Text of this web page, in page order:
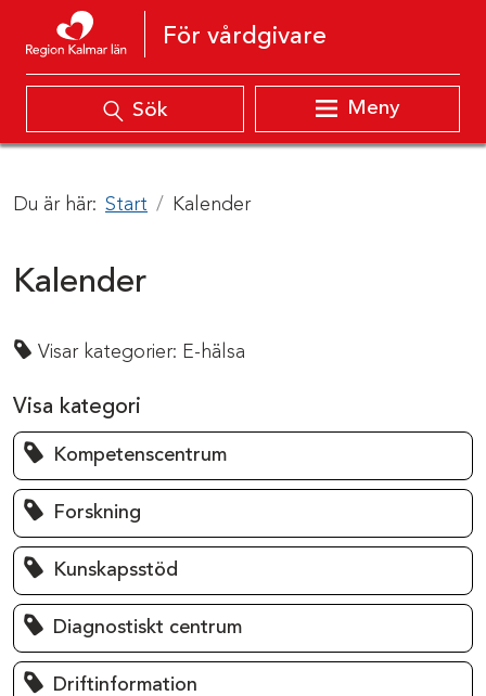
Hoppa till innehåll
För vårdgivare
Sök Meny
Du är här: Start Kalender
Kalender
Visar kategorier: E-hälsa
Visa kategori
Kompetenscentrum
Forskning
Kunskapsstöd
Diagnostiskt centrum
Driftinformation